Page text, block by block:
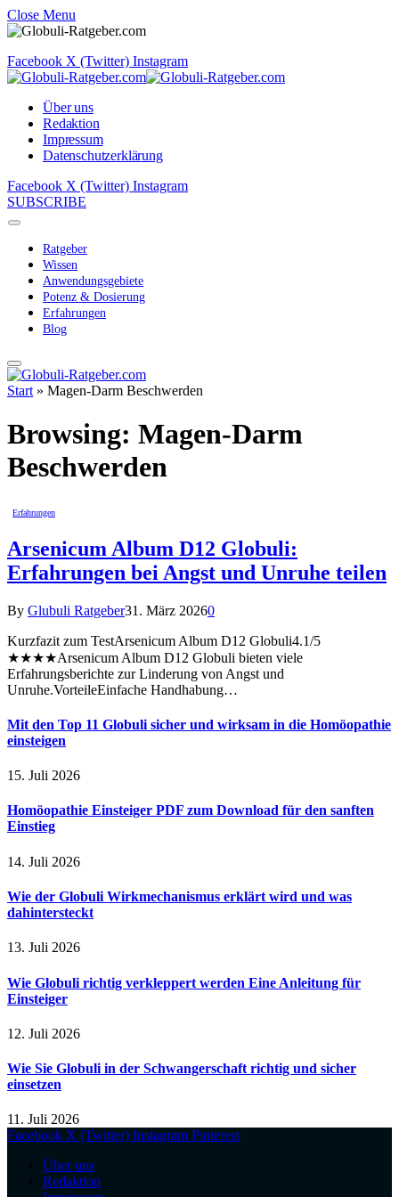
Close Menu
Facebook X (Twitter) Instagram
Über uns
Redaktion
Impressum
Datenschutzerklärung
Facebook X (Twitter) Instagram
SUBSCRIBE
Ratgeber
Wissen
Anwendungsgebiete
Potenz & Dosierung
Erfahrungen
Blog
Start » Magen-Darm Beschwerden
Browsing: Magen-Darm
Beschwerden
Erfahrungen
Arsenicum Album D12 Globuli:
Erfahrungen bei Angst und Unruhe teilen
By Glubuli Ratgeber31. März 20260
Kurzfazit zum TestArsenicum Album D12 Globuli4.1/5
★★★★Arsenicum Album D12 Globuli bieten viele
Erfahrungsberichte zur Linderung von Angst und
Unruhe.VorteileEinfache Handhabung…
Mit den Top 11 Globuli sicher und wirksam in die Homöopathie
einsteigen
15. Juli 2026
Homöopathie Einsteiger PDF zum Download für den sanften
Einstieg
14. Juli 2026
Wie der Globuli Wirkmechanismus erklärt wird und was
dahintersteckt
13. Juli 2026
Wie Globuli richtig verkleppert werden Eine Anleitung für
Einsteiger
12. Juli 2026
Wie Sie Globuli in der Schwangerschaft richtig und sicher
einsetzen
11. Juli 2026
Facebook X (Twitter) Instagram Pinterest
Über uns
Redaktion